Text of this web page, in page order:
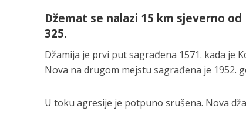
Džemat se nalazi 15 km sjeverno
325.
Džamija je prvi put sagrađena 1571. kada je
Nova na drugom mejstu sagrađena je 1952.
U toku agresije je potpuno srušena. Nova